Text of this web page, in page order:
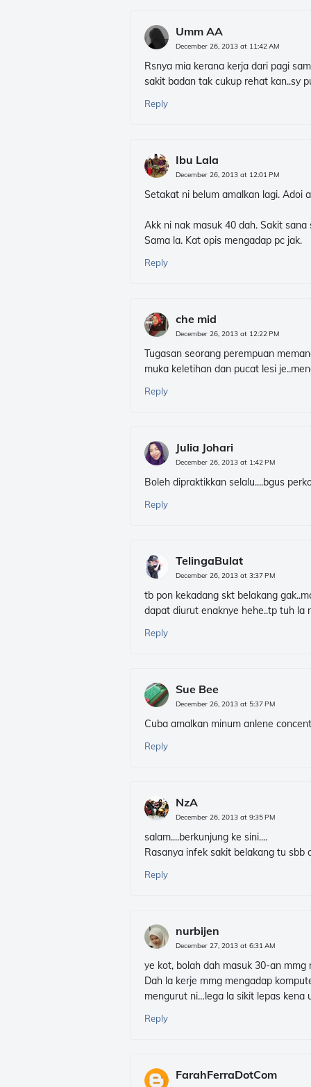
Umm AA
December 26, 2013 at 11:42 AM
Rsnya mia kerana kerja dari pagi
sakit badan tak cukup rehat kan..sy
Reply
Ibu Lala
December 26, 2013 at 12:01 PM
Setakat ni belum amalkan lagi. Adoi
Akk ni nak masuk 40 dah. Sakit
Sama la. Kat opis mengadap pc jak.
Reply
che mid
December 26, 2013 at 12:22 PM
Tugasan seorang perempuan
muka keletihan dan pucat lesi
Reply
Julia Johari
December 26, 2013 at 1:42 PM
Boleh dipraktikkan selalu....bgus
Reply
TelingaBulat
December 26, 2013 at 3:37 PM
tb pon kekadang skt belakang
dapat diurut enaknye hehe..tp tuh la
Reply
Sue Bee
December 26, 2013 at 5:37 PM
Cuba amalkan minum anlene
Reply
NzA
December 26, 2013 at 9:35 PM
salam....berkunjung ke sini....
Rasanya infek sakit belakang tu sbb
Reply
nurbijen
December 27, 2013 at 6:31 AM
ye kot, bolah dah masuk 30-an
Dah la kerje mmg mengadap
mengurut ni…lega la sikit lepas kena
Reply
FarahFerraDotCom